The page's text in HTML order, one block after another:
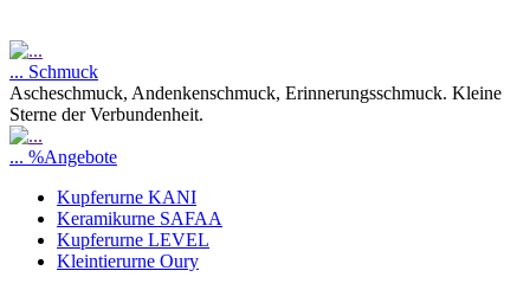
... Schmuck
Ascheschmuck, Andenkenschmuck, Erinnerungsschmuck. Kleine
Sterne der Verbundenheit.
... %Angebote
Kupferurne KANI
Keramikurne SAFAA
Kupferurne LEVEL
Kleintierurne Oury